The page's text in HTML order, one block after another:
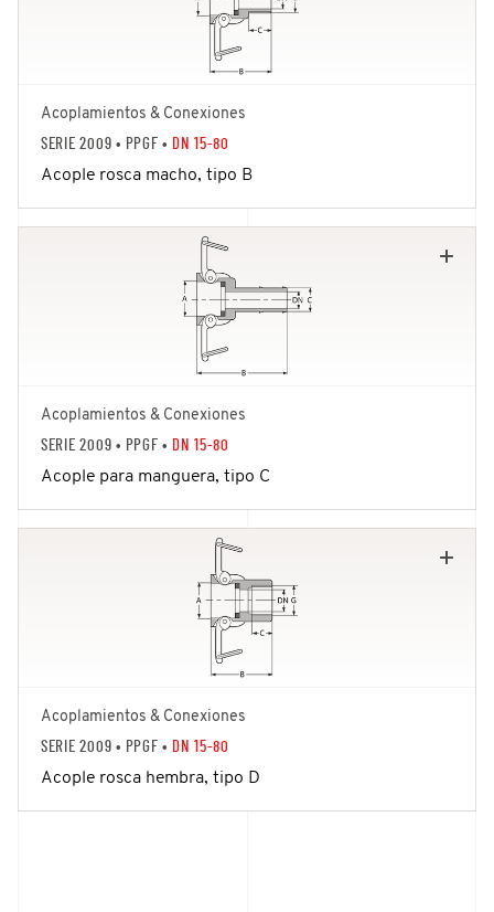
Acoplamientos & Conexiones
SERIE 2009 • PPGF • DN 15-80
Acople rosca macho, tipo B
Acoplamientos & Conexiones
SERIE 2009 • PPGF • DN 15-80
Acople para manguera, tipo C
Acoplamientos & Conexiones
SERIE 2009 • PPGF • DN 15-80
Acople rosca hembra, tipo D